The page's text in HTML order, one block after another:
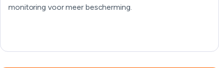
monitoring voor meer bescherming.